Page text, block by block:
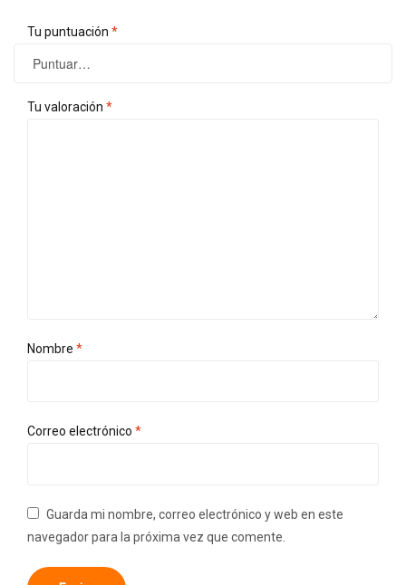
Tu puntuación *
Tu valoración *
Nombre *
Correo electrónico *
Guarda mi nombre, correo electrónico y web en este
navegador para la próxima vez que comente.